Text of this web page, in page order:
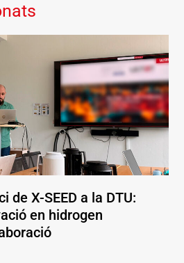
de X-SEED a la DTU:
en hidrogen